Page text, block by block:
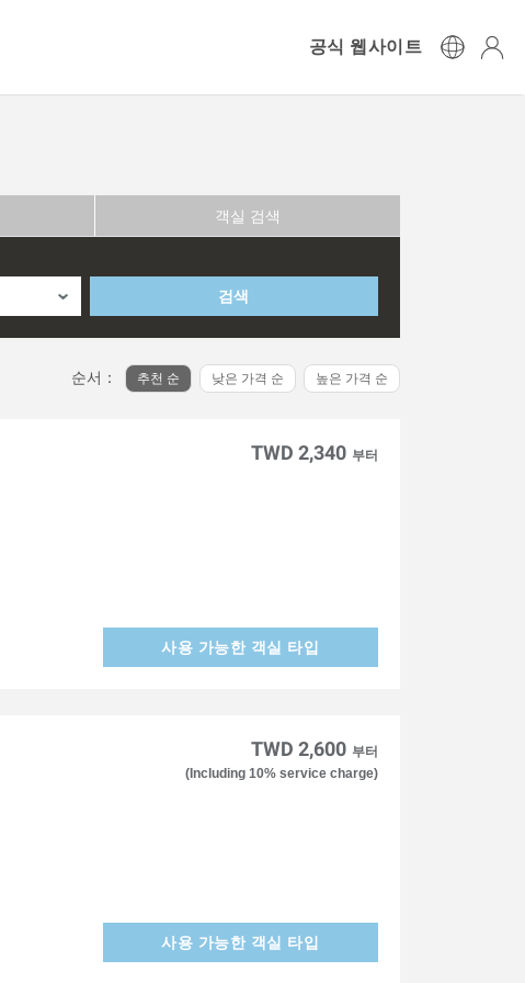
공식 웹사이트
객실 검색
검색
순서： 추천 순 낮은 가격 순 높은 가격 순
TWD 2,340 부터
사용 가능한 객실 타입
TWD 2,600 부터
(Including 10% service charge)
사용 가능한 객실 타입